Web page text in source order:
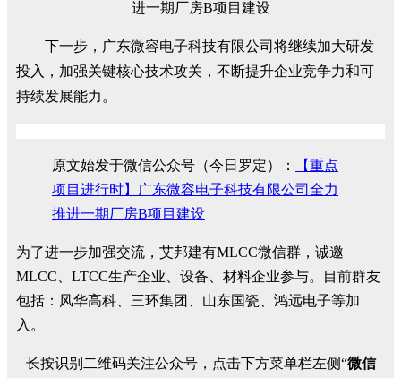
下一步，广东微容电子科技有限公司将继续加大研发
投入，加强关键核心技术攻关，不断提升企业竞争力和可
持续发展能力。
原文始发于微信公众号（今日罗定）：
【重点
项目进行时】广东微容电子科技有限公司全力
推进一期厂房B项目建设
为了进一步加强交流，艾邦建有MLCC微信群，诚邀
MLCC、LTCC生产企业、设备、材料企业参与。目前群友
包括：风华高科、三环集团、山东国瓷、鸿远电子等加
入。
长按识别二维码关注公众号，点击下方菜单栏左侧“微信